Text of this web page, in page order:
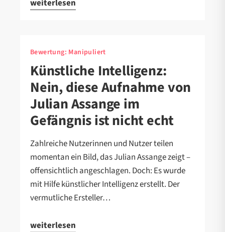
weiterlesen
Bewertung: Manipuliert
Künstliche Intelligenz:
Nein, diese Aufnahme von
Julian Assange im
Gefängnis ist nicht echt
Zahlreiche Nutzerinnen und Nutzer teilen
momentan ein Bild, das Julian Assange zeigt –
offensichtlich angeschlagen. Doch: Es wurde
mit Hilfe künstlicher Intelligenz erstellt. Der
vermutliche Ersteller…
weiterlesen